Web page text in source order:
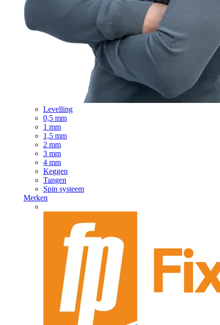
Levelling
0,5 mm
1 mm
1,5 mm
2 mm
3 mm
4 mm
Keggen
Tangen
Spin systeem
Merken